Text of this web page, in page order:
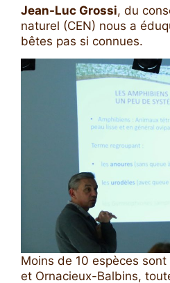
Jean-Luc Grossi, du
naturel (CEN) nous a
bêtes pas si connues.
Moins de 10 espèces
et Ornacieux-Balbins,